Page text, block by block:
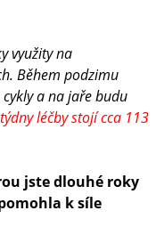
využity na
Během podzimu
a na jaře budu
léčby stojí cca 113
jste dlouhé roky
k síle